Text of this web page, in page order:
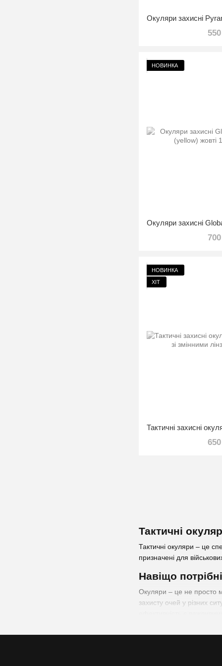
Тактичні
Тактичні окуляри – це
призначені для
Навіщо
Окуляри – це не просто
захисту очей у різних
НОВИНКА
НОВИНКА
ХІТ